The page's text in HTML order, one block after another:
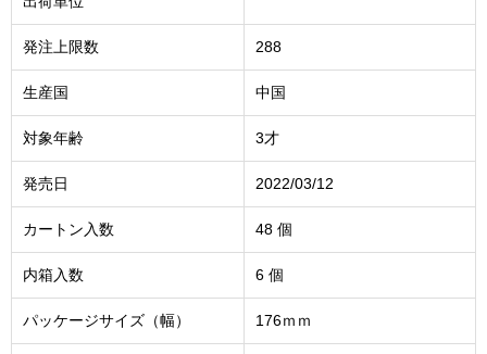
発注上限数 288
生産国 中国
対象年齢 3才
発売日 2022/03/12
カートン入数 48 個
内箱入数 6 個
パッケージサイズ（幅） 176ｍｍ